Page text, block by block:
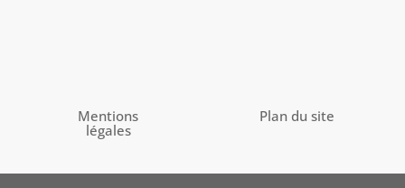
Mentions
légales
Plan du site